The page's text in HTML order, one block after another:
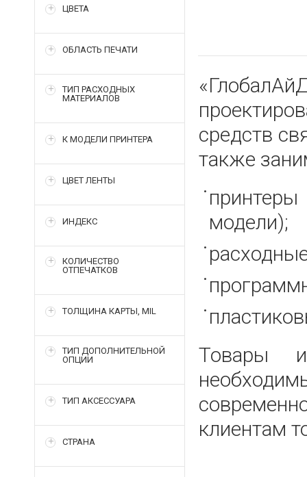
ЦВЕТА
ОБЛАСТЬ ПЕЧАТИ
ТИП РАСХОДНЫХ
МАТЕРИАЛОВ
К МОДЕЛИ ПРИНТЕРА
ЦВЕТ ЛЕНТЫ
ИНДЕКС
КОЛИЧЕСТВО
ОТПЕЧАТКОВ
ТОЛЩИНА КАРТЫ, MIL
ТИП ДОПОЛНИТЕЛЬНОЙ
ОПЦИИ
ТИП АКСЕССУАРА
СТРАНА
средств
также
модели);
Товары
клиентам